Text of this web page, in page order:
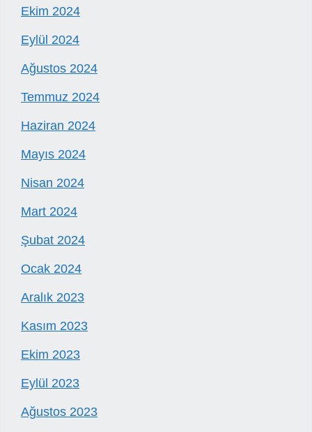
Ekim 2024
Eylül 2024
Ağustos 2024
Temmuz 2024
Haziran 2024
Mayıs 2024
Nisan 2024
Mart 2024
Şubat 2024
Ocak 2024
Aralık 2023
Kasım 2023
Ekim 2023
Eylül 2023
Ağustos 2023